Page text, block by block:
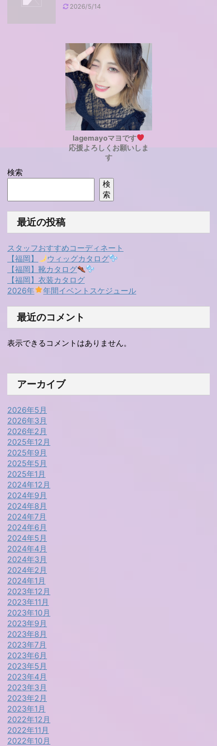
2026/5/14
lagemayoマヨです
応援よろしくお願いしま
す
検索
検
索
最近の投稿
スタッフおすすめコーディネート
【福岡】
ウィッグカタログ
【福岡】靴カタログ
【福岡】衣装カタログ
2026年
年間イベントスケジュール
最近のコメント
表示できるコメントはありません。
アーカイブ
2026年5月
2026年3月
2026年2月
2025年12月
2025年9月
2025年5月
2025年1月
2024年12月
2024年9月
2024年8月
2024年7月
2024年6月
2024年5月
2024年4月
2024年3月
2024年2月
2024年1月
2023年12月
2023年11月
2023年10月
2023年9月
2023年8月
2023年7月
2023年6月
2023年5月
2023年4月
2023年3月
2023年2月
2023年1月
2022年12月
2022年11月
2022年10月